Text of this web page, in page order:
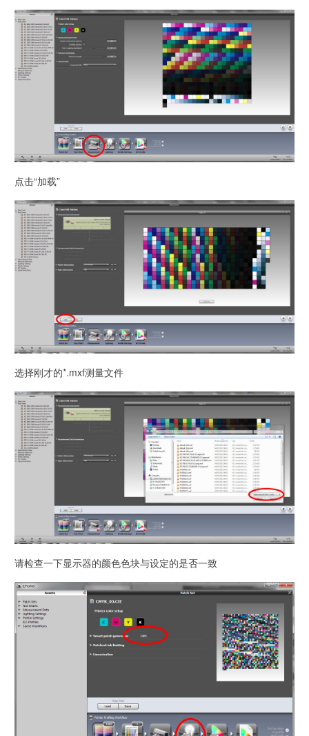
点击“加载”
选择刚才的*.mxf测量文件
请检查一下显示器的颜色色块与设定的是否一致